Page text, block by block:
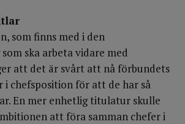
som finns med i den
ska arbeta vidare med
att det är svårt att nå förbundets
i chefsposition för att de har så
En mer enhetlig titulatur skulle
att föra samman chefer i